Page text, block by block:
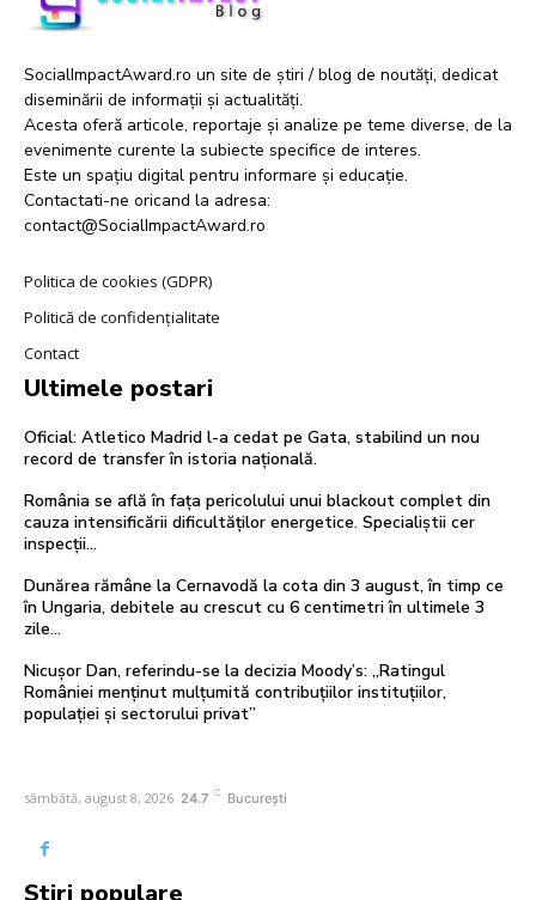
SocialImpactAward.ro un site de știri / blog de noutăți, dedicat
diseminării de informații și actualități.
Acesta oferă articole, reportaje și analize pe teme diverse, de la
evenimente curente la subiecte specifice de interes.
Este un spațiu digital pentru informare și educație.
Contactati-ne oricand la adresa:
contact@SocialImpactAward.ro
Politica de cookies (GDPR)
Politică de confidențialitate
Contact
Ultimele postari
Oficial: Atletico Madrid l-a cedat pe Gata, stabilind un nou
record de transfer în istoria națională.
România se află în fața pericolului unui blackout complet din
cauza intensificării dificultăților energetice. Specialiștii cer
inspecții…
Dunărea rămâne la Cernavodă la cota din 3 august, în timp ce
în Ungaria, debitele au crescut cu 6 centimetri în ultimele 3
zile...
Nicușor Dan, referindu-se la decizia Moody’s: „Ratingul
României menținut mulțumită contribuțiilor instituțiilor,
populației și sectorului privat”
sâmbătă, august 8, 2026 24.7 C București
Stiri populare